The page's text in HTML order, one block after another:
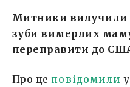
Митники вилучили
зуби вимерлих
переправити до
Про цеповідомили